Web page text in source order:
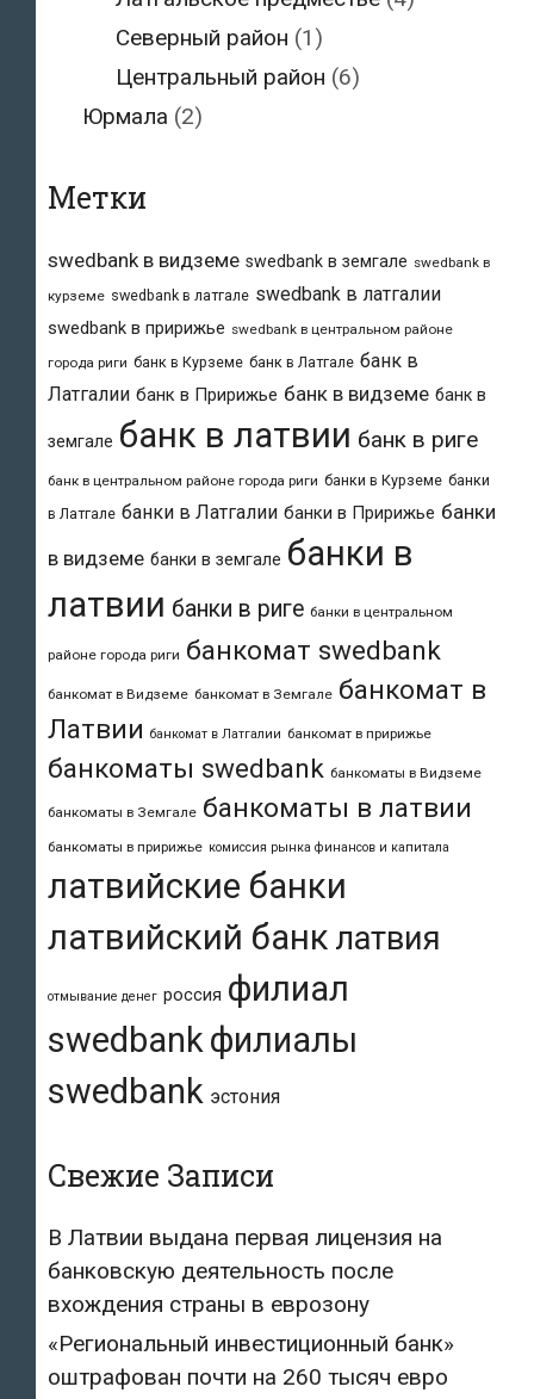
Северный район (1)
Центральный район (6)
Юрмала (2)
Метки
swedbank в видземе swedbank в земгале swedbank в
курземе swedbank в латгале swedbank в латгалии
swedbank в пририжье swedbank в центральном районе
города риги банк в Курземе банк в Латгале банк в
Латгалии банк в Пририжье банк в видземе банк в
земгале банк в латвии банк в риге
банк в центральном районе города риги банки в Курземе банки
в Латгале банки в Латгалии банки в Пририжье банки
в видземе банки в земгале банки в
латвии банки в риге банки в центральном
районе города риги банкомат swedbank
банкомат в Видземе банкомат в Земгале банкомат в
Латвии банкомат в Латгалии банкомат в пририжье
банкоматы swedbank банкоматы в Видземе
банкоматы в Земгале банкоматы в латвии
банкоматы в пририжье комиссия рынка финансов и капитала
латвийские банки
латвийский банк латвия
отмывание денег россия филиал
swedbank филиалы
swedbank эстония
Свежие Записи
В Латвии выдана первая лицензия на
банковскую деятельность после
вхождения страны в еврозону
«Региональный инвестиционный банк»
оштрафован почти на 260 тысяч евро